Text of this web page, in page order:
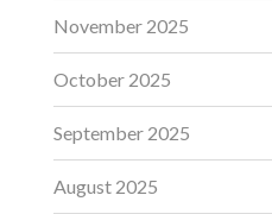
November 2025
October 2025
September 2025
August 2025